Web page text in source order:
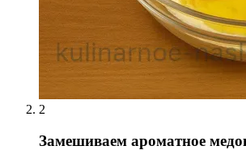
2
Замешиваем ароматное